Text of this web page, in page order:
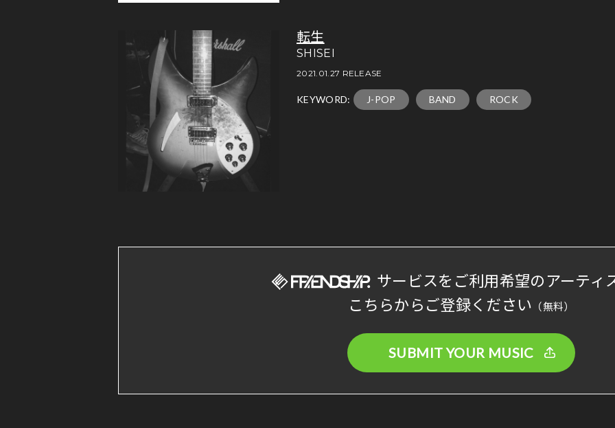
転生
SHISEI
2021.01.27 RELEASE
KEYWORD: J-POP BAND ROCK
サービスをご利用希望のアーティ
こちらからご登録ください （無料）
SUBMIT YOUR MUSIC